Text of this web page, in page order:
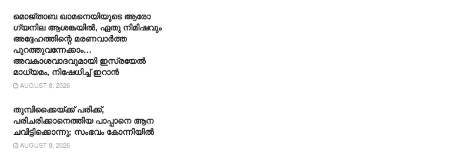
മൊജ്താബ ഖാമനെയിയുടെ ആരോ​
ഗ്യനില ആശങ്കയിൽ, ഏതു നിമിഷവും
അദ്ദേഹത്തിന്റെ മരണവാർത്ത
പുറത്തുവന്നേക്കാം…
അവകാശവാദവുമായി ഇസ്രയേൽ
മാധ്യമം, നിഷേധിച്ച് ഇറാൻ
AUGUST 8, 2026
തുമ്പിക്കൈയ്ക്ക് പരിക്ക്,
പരിചരിക്കാനെത്തിയ പാപ്പാനെ ആന
ചവിട്ടിക്കൊന്നു; സംഭവം കോന്നിയിൽ
AUGUST 8, 2026